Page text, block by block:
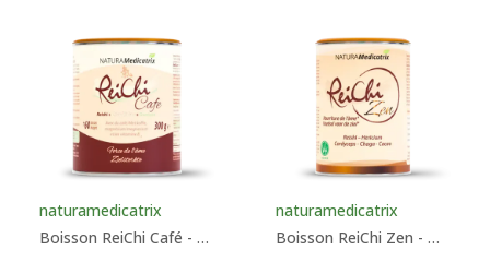
naturamedicatrix
Boisson ReiChi Café - Naturamedicatrix
naturamedicatrix
Boisson ReiChi Zen - Naturamedicatrix